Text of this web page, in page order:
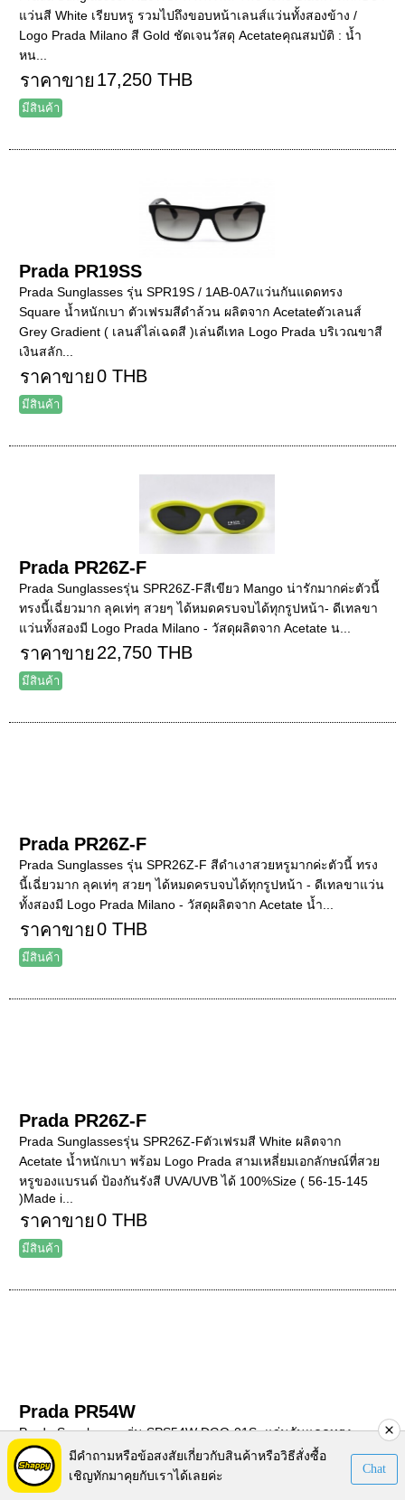
แว่นสี White เรียบหรู รวมไปถึงขอบหน้าเลนส์แว่นทั้งสองข้าง /
Logo Prada Milano สี Gold ชัดเจนวัสดุ Acetateคุณสมบัติ : น้ำ
หน...
ราคาขาย 17,250 THB
มีสินค้า
Prada PR19SS
Prada Sunglasses รุ่น SPR19S / 1AB-0A7แว่นกันแดดทรง
Square น้ำหนักเบา ตัวเฟรมสีดำล้วน ผลิตจาก Acetateตัวเลนส์
Grey Gradient ( เลนส์ไล่เฉดสี )เล่นดีเทล Logo Prada บริเวณขาสี
เงินสลัก...
ราคาขาย0 THB
มีสินค้า
Prada PR26Z-F
Prada Sunglassesรุ่น SPR26Z-Fสีเขียว Mango น่ารักมากค่ะตัวนี้
ทรงนี้เฉี่ยวมาก ลุคเท่ๆ สวยๆ ได้หมดครบจบได้ทุกรูปหน้า- ดีเทลขา
แว่นทั้งสองมี Logo Prada Milano - วัสดุผลิตจาก Acetate น...
ราคาขาย 22,750 THB
มีสินค้า
Prada PR26Z-F
Prada Sunglasses รุ่น SPR26Z-F สีดำเงาสวยหรูมากค่ะตัวนี้ ทรง
นี้เฉี่ยวมาก ลุคเท่ๆ สวยๆ ได้หมดครบจบได้ทุกรูปหน้า - ดีเทลขาแว่น
ทั้งสองมี Logo Prada Milano - วัสดุผลิตจาก Acetate น้ำ...
ราคาขาย0 THB
มีสินค้า
Prada PR26Z-F
Prada Sunglassesรุ่น SPR26Z-Fตัวเฟรมสี White ผลิตจาก
Acetate น้ำหนักเบา พร้อม Logo Prada สามเหลี่ยมเอกลักษณ์ที่สวย
หรูของแบรนด์ ป้องกันรังสี UVA/UVB ได้ 100%Size ( 56-15-145
)Made i...
ราคาขาย0 THB
มีสินค้า
Prada PR54W
Prada Sunglasses รุ่น SPS54W DGO-01S- แว่นกันแดดทรง
Square น้ำหนักเบา ตัวเฟรมสีดำล้วนตัวเลนส์ Orange
Photochromic ( ออกแดดปรับแสงอัตโนมัติ )เล่นดีเทล logo Prada
บริเวณขาบนพื้นสีแดง...
มีคำถามหรือข้อสงสัยเกี่ยวกับสินค้าหรือวิธีสั่งซื้อ
เชิญทักมาคุยกับเราได้เลยค่ะ
Chat